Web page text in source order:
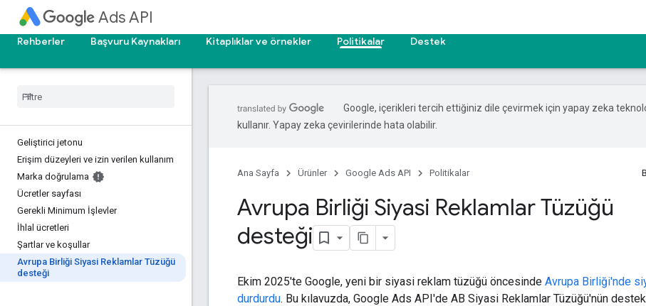
Ads API
Rehberler Başvuru Kaynakları Kitaplıklar ve örnekler Politikalar Destek
Geliştirici jetonu
Erişim düzeyleri ve izin verilen kullanım
Marka doğrulama
Ücretler sayfası
Gerekli Minimum İşlevler
İhlal ücretleri
Şartlar ve koşullar
Avrupa Birliği Siyasi Reklamlar Tüzüğü
desteği
Google, içerikleri tercih ettiğiniz dile çevirmek için yapay zeka
kullanır. Yapay zeka çevirilerinde hata olabilir.
Ana Sayfa Ürünler Google Ads API Politikalar
Avrupa Birliği Siyasi Reklamlar Tüzüğü
desteği
Ekim 2025'te Google, yeni bir siyasi reklam tüzüğü öncesinde Avrupa Birliği'nde
durdurdu. Bu kılavuzda, Google Ads API'de AB Siyasi Reklamlar Tüzüğü'nün